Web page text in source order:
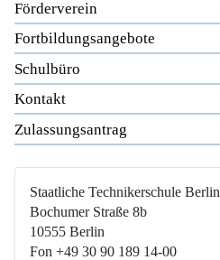
Förderverein
Fortbildungsangebote
Schulbüro
Kontakt
Zulassungsantrag
Staatliche Technikerschule Berlin
Bochumer Straße 8b
10555 Berlin
Fon +49 30 90 189 14-00